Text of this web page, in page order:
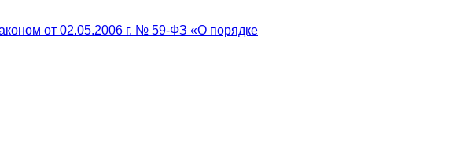
от 02.05.2006 г. № 59-ФЗ «О порядке